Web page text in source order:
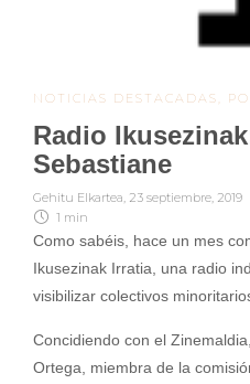
NOTICIAS DESTACADAS
Radio
Sebastiane
Gehitu Elkartea, 23 septiembre, 2019
1 min
Como sabéis, hace un mes
Ikusezinak Irratia, una radio
visibilizar colectivos
Concidiendo con el
Ortega, miembra de la